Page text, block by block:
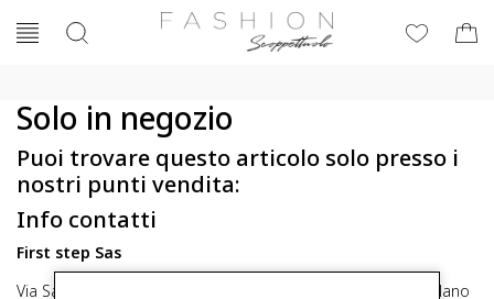
Solo in negozio
Puoi trovare questo articolo solo presso i
nostri punti vendita:
Info contatti
First step Sas
Via San Michele 16, Mirabella Eclano (Av) 83036 Mirabella Eclano